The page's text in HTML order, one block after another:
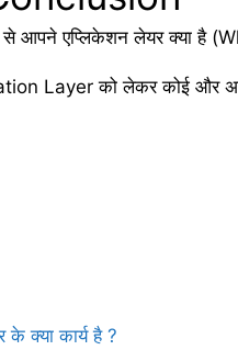
आपने एप्लिकेशन लेयर क्या है
Layer को लेकर कोई और
क्या कार्य है ?